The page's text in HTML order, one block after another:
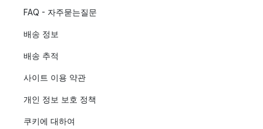
FAQ - 자주묻는질문
배송 정보
배송 추적
사이트 이용 약관
개인 정보 보호 정책
쿠키에 대하여